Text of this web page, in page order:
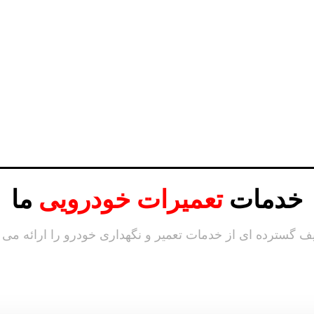
خدماتتعمیرات خودرویی ما
گسترده ای از خدمات تعمیر و نگهداری خودرو را ارائه